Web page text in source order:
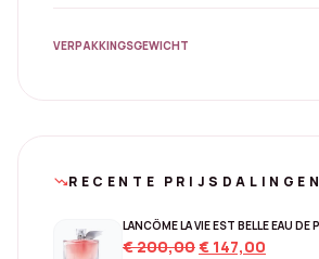
VERPAKKINGSGEWICHT
trending_downRECENTE PRIJSDALINGEN
€200,00Original
€ 147,00